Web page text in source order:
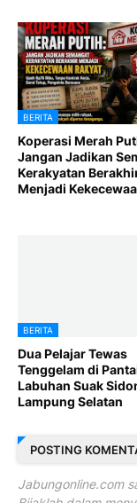
BERITA
Koperasi Merah
Jangan Jadikan
Kerakyatan
Menjadi
BERITA
Dua Pelajar Tewas
Tenggelam di
Labuhan Suak
Lampung Selatan
POSTING
Jabungonline.com